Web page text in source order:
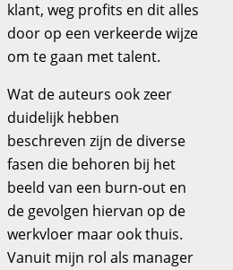
klant, weg profits en dit alles
door op een verkeerde wijze
om te gaan met talent.
Wat de auteurs ook zeer
duidelijk hebben
beschreven zijn de diverse
fasen die behoren bij het
beeld van een burn-out en
de gevolgen hiervan op de
werkvloer maar ook thuis.
Vanuit mijn rol als manager